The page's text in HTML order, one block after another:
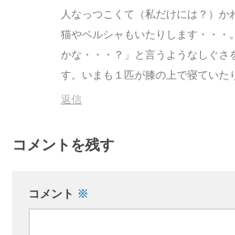
人なっつこくて（私だけには？）か
猫やペルシャもいたりします・・・
かな・・・？」と言うようなしぐさ
す。いまも１匹が膝の上で寝ていた
返信
コメントを残す
コメント ※